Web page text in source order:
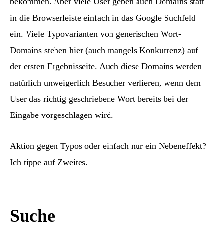
in die Browserleiste einfach in das Google Suchfeld
ein. Viele Typovarianten von generischen Wort-
Domains stehen hier (auch mangels Konkurrenz) auf
der ersten Ergebnisseite. Auch diese Domains werden
natürlich unweigerlich Besucher verlieren, wenn dem
User das richtig geschriebene Wort bereits bei der
Eingabe vorgeschlagen wird.
Aktion gegen Typos oder einfach nur ein Nebeneffekt?
Ich tippe auf Zweites.
Seitenspalte
Suche